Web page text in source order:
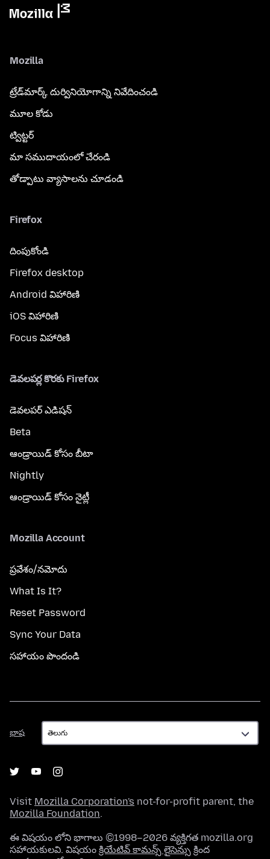
Mozilla
ట్రేడ్‌మార్క్ దుర్వినియోగాన్ని నివేదించండి
మూల కోడు
ట్విట్టర్
మా సముదాయంలో చేరండి
తోడ్పాటు వ్యాసాలను చూడండి
Firefox
దింపుకోండి
Firefox desktop
Android విహారిణి
iOS విహారిణి
Focus విహారిణి
డెవలపర్ల కొరకు Firefox
డెవలపర్ ఎడిషన్
Beta
ఆండ్రాయిడ్ కోసం బీటా
Nightly
ఆండ్రాయిడ్ కోసం నైట్లీ
Mozilla Account
ప్రవేశం/నమోదు
What Is It?
Reset Password
Sync Your Data
సహాయం పొందండి
భాష
భాష
Visit Mozilla Corporation's not-for-profit parent, the
Mozilla Foundation.
ఈ విషయం లోని భాగాలు ©1998–2026 వ్యక్తిగత mozilla.org
సహాయకులవి. విషయం క్రియేటివ్ కామన్స్ లైసెన్సు క్రింద